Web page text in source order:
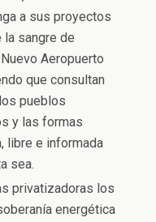
a sus proyectos
la sangre de
Aeropuerto
que consultan
pueblos
y las formas
libre e informada
sea.
privatizadoras los
energética